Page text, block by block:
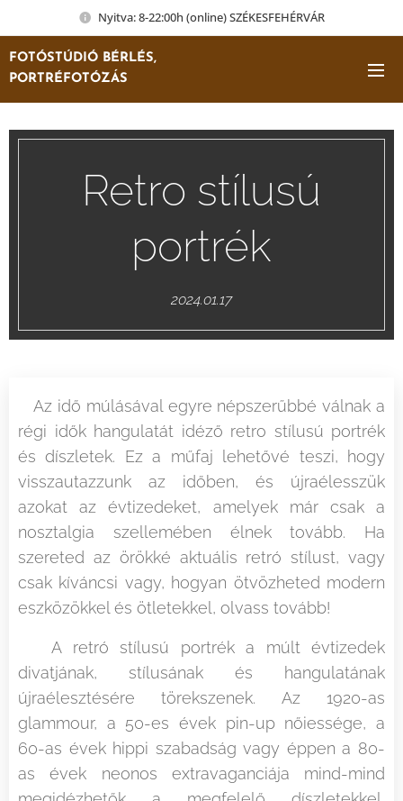
Nyitva: 8-22:00h (online) SZÉKESFEHÉRVÁR
FOTÓSTÚDIÓ BÉRLÉS,
PORTRÉFOTÓZÁS
Retro stílusú
portrék
2024.01.17
Az idő múlásával egyre népszerűbbé válnak a
régi idők hangulatát idéző retro stílusú portrék
és díszletek. Ez a műfaj lehetővé teszi, hogy
visszautazzunk az időben, és újraélesszük
azokat az évtizedeket, amelyek már csak a
nosztalgia szellemében élnek tovább. Ha
szereted az örökké aktuális retró stílust, vagy
csak kíváncsi vagy, hogyan ötvözheted modern
eszközökkel és ötletekkel, olvass tovább!
A retró stílusú portrék a múlt évtizedek
divatjának, stílusának és hangulatának
újraélesztésére törekszenek. Az 1920-as
glammour, a 50-es évek pin-up nőiessége, a
60-as évek hippi szabadság vagy éppen a 80-
as évek neonos extravaganciája mind-mind